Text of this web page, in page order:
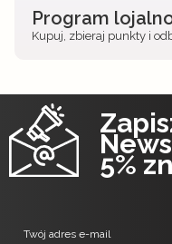
Program
Kupuj, zbieraj punkty i
5%
Twój adres e-mail